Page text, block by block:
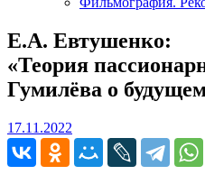
Е.А. Евтушенко:
«Теория
Гумилёва о
17.11.2022